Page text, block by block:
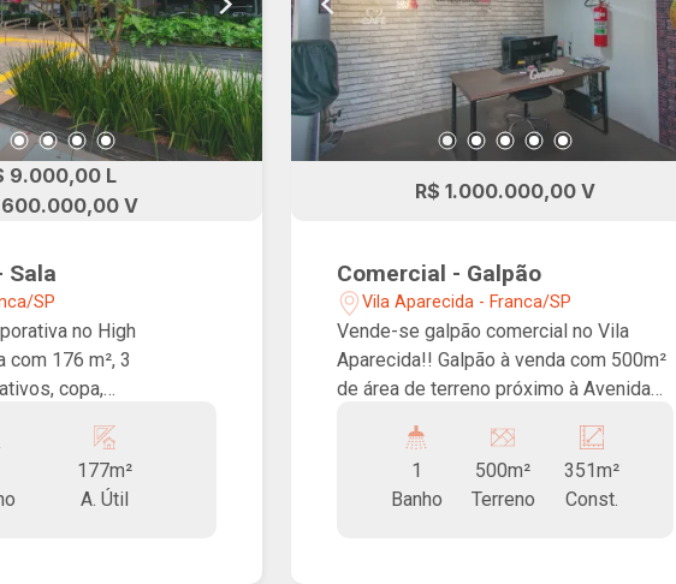
9.000,00 L
V
Sala
SP
no High
copa,
de garagem. Ideal pra
03 salas de
177m²
A. Útil
R$ 1.000.000,00 V
Comercial - Galpão
Vila Aparecida - Franca/SP
Vende-se galpão comercial no Vila
Aparecida!! Galpão à venda com 500m²
de área de terreno próximo à Avenida
ampla área de produção, ideal para
empresas de diversas áreas.
1
Banho
500m²
Terreno
351m²
Const.